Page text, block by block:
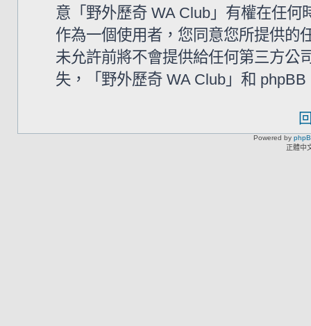
意「野外歷奇 WA Club」有權在任
作為一個使用者，您同意您所提供的
未允許前將不會提供給任何第三方公
失，「野外歷奇 WA Club」和
Powered by
正體中